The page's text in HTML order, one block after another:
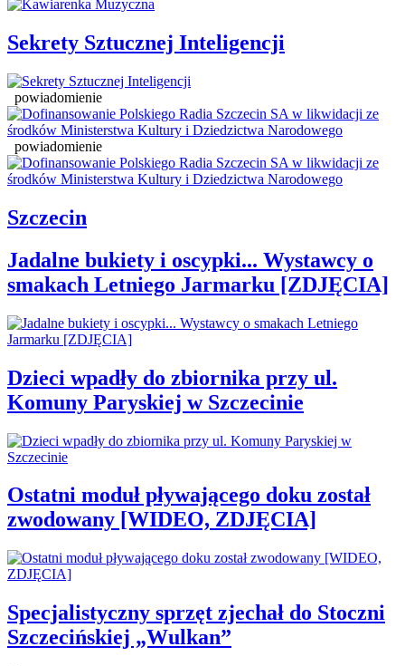
Sekrety Sztucznej Inteligencji
powiadomienie
powiadomienie
Szczecin
Jadalne bukiety i oscypki... Wystawcy o
smakach Letniego Jarmarku [ZDJĘCIA]
Dzieci wpadły do zbiornika przy ul.
Komuny Paryskiej w Szczecinie
Ostatni moduł pływającego doku został
zwodowany [WIDEO, ZDJĘCIA]
Specjalistyczny sprzęt zjechał do Stoczni
Szczecińskiej „Wulkan”